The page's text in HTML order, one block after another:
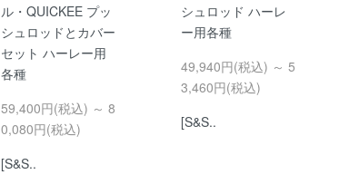
ル・QUICKEE プッ
シュロッドとカバー
セット ハーレー用
各種
59,400円(税込) ～ 8
0,080円(税込)
[S&S..
シュロッド ハーレ
ー用各種
49,940円(税込) ～ 5
3,460円(税込)
[S&S..